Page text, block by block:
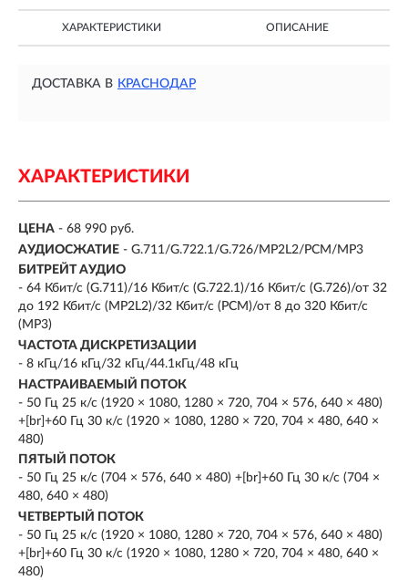
ХАРАКТЕРИСТИКИ ОПИСАНИЕ
ДОСТАВКА В КРАСНОДАР
ХАРАКТЕРИСТИКИ
ЦЕНА - 68 990 руб.
АУДИОСЖАТИЕ - G.711/G.722.1/G.726/MP2L2/PCM/MP3
БИТРЕЙТ АУДИО
- 64 Кбит/с (G.711)/16 Кбит/с (G.722.1)/16 Кбит/с (G.726)/от 32
до 192 Кбит/с (MP2L2)/32 Кбит/с (PCM)/от 8 до 320 Кбит/с
(MP3)
ЧАСТОТА ДИСКРЕТИЗАЦИИ
- 8 кГц/16 кГц/32 кГц/44.1кГц/48 кГц
НАСТРАИВАЕМЫЙ ПОТОК
- 50 Гц 25 к/с (1920 × 1080, 1280 × 720, 704 × 576, 640 × 480)
+[br]+60 Гц 30 к/с (1920 × 1080, 1280 × 720, 704 × 480, 640 ×
480)
ПЯТЫЙ ПОТОК
- 50 Гц 25 к/с (704 × 576, 640 × 480) +[br]+60 Гц 30 к/с (704 ×
480, 640 × 480)
ЧЕТВЕРТЫЙ ПОТОК
- 50 Гц 25 к/с (1920 × 1080, 1280 × 720, 704 × 576, 640 × 480)
+[br]+60 Гц 30 к/с (1920 × 1080, 1280 × 720, 704 × 480, 640 ×
480)